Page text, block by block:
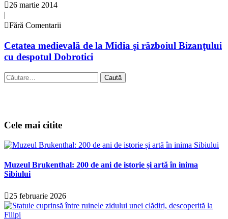
26 martie 2014
|
Fără Comentarii
Cetatea medievală de la Midia şi războiul Bizanţului
cu despotul Dobrotici
Caută
după:
Cele mai citite
Muzeul Brukenthal: 200 de ani de istorie și artă în inima
Sibiului
25 februarie 2026